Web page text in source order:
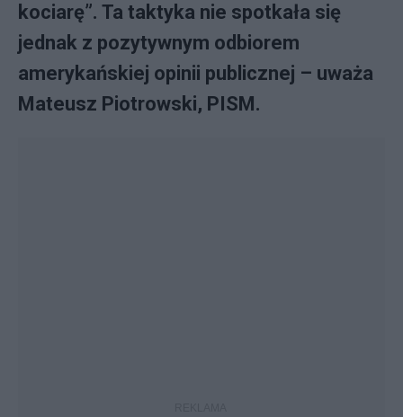
kociarę”. Ta taktyka nie spotkała się
jednak z pozytywnym odbiorem
amerykańskiej opinii publicznej – uważa
Mateusz Piotrowski, PISM.